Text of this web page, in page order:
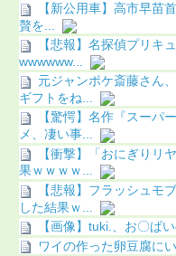
【新公用車】高市早苗
贅を...
【悲報】名探偵プリキ
wwwwww...
元ジャンポケ斎藤さん
ギフトをね...
【驚愕】名作『スーパ
メ、凄い事...
【衝撃】「おにぎりリ
果ｗｗｗｗ...
【悲報】フラッシュモ
した結果ｗ...
【画像】tuki.、お〇ぱ
ワイの作った卵豆腐に